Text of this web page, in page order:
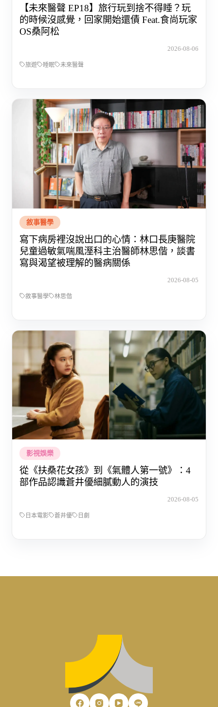
【未來醫聲 EP18】旅行玩到捨不得睡？玩
的時候沒感覺，回家開始還債 Feat.食尚玩家
OS桑阿松
2026-08-06
旅遊 睡眠 未來醫聲
敘事醫學
寫下病房裡沒說出口的心情：林口長庚醫院
兒童過敏氣喘風溼科主治醫師林思偕，談書
寫與渴望被理解的醫病關係
2026-08-05
敘事醫學 林思偕
影視娛樂
從《扶桑花女孩》到《氣體人第一號》：4
部作品認識蒼井優細膩動人的演技
2026-08-05
日本電影 蒼井優 日劇